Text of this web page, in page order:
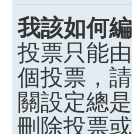
我該如何
投票只能
個投票，
關設定總
刪除投票